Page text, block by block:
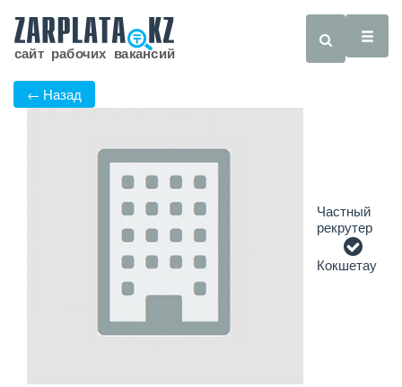
← Назад
Частный
рекрутер
Кокшетау